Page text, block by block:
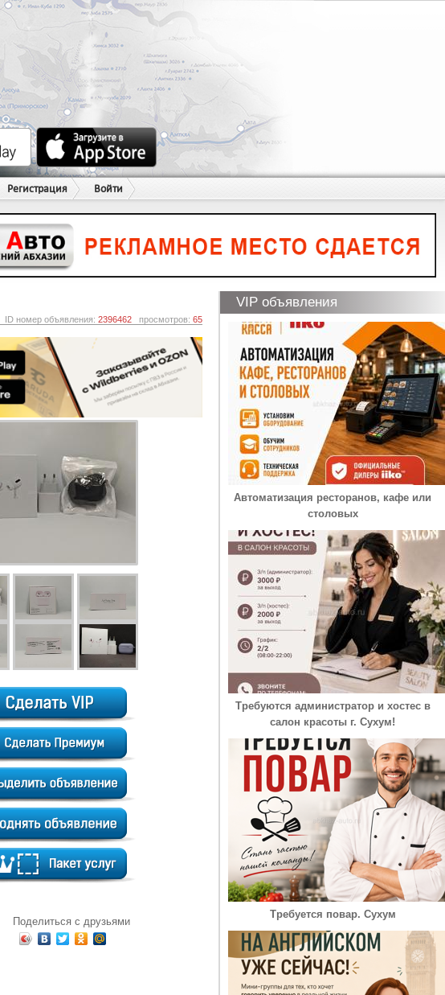
Регистрация Войти
ID номер объявления: 2396462 просмотров: 65
Поделиться с друзьями
VIP объявления
Автоматизация ресторанов, кафе или
столовых
Требуются администратор и хостес в
салон красоты г. Сухум!
Требуется повар. Сухум